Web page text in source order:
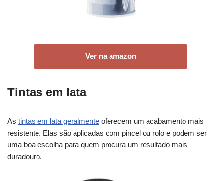
Ver na amazon
Tintas em lata
As tintas em lata geralmente oferecem um acabamento mais
resistente. Elas são aplicadas com pincel ou rolo e podem ser
uma boa escolha para quem procura um resultado mais
duradouro.